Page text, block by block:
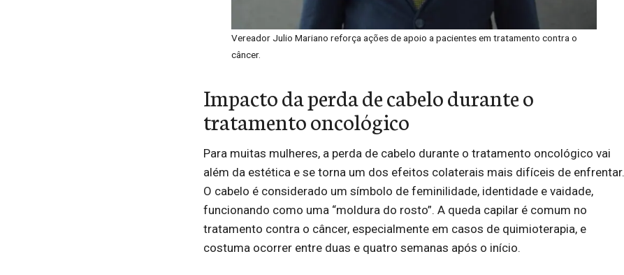
Vereador Julio Mariano reforça ações de apoio a pacientes em tratamento contra o
câncer.
Impacto da perda de cabelo durante o
tratamento oncológico
Para muitas mulheres, a perda de cabelo durante o tratamento oncológico vai
além da estética e se torna um dos efeitos colaterais mais difíceis de enfrentar.
O cabelo é considerado um símbolo de feminilidade, identidade e vaidade,
funcionando como uma “moldura do rosto”. A queda capilar é comum no
tratamento contra o câncer, especialmente em casos de quimioterapia, e
costuma ocorrer entre duas e quatro semanas após o início.